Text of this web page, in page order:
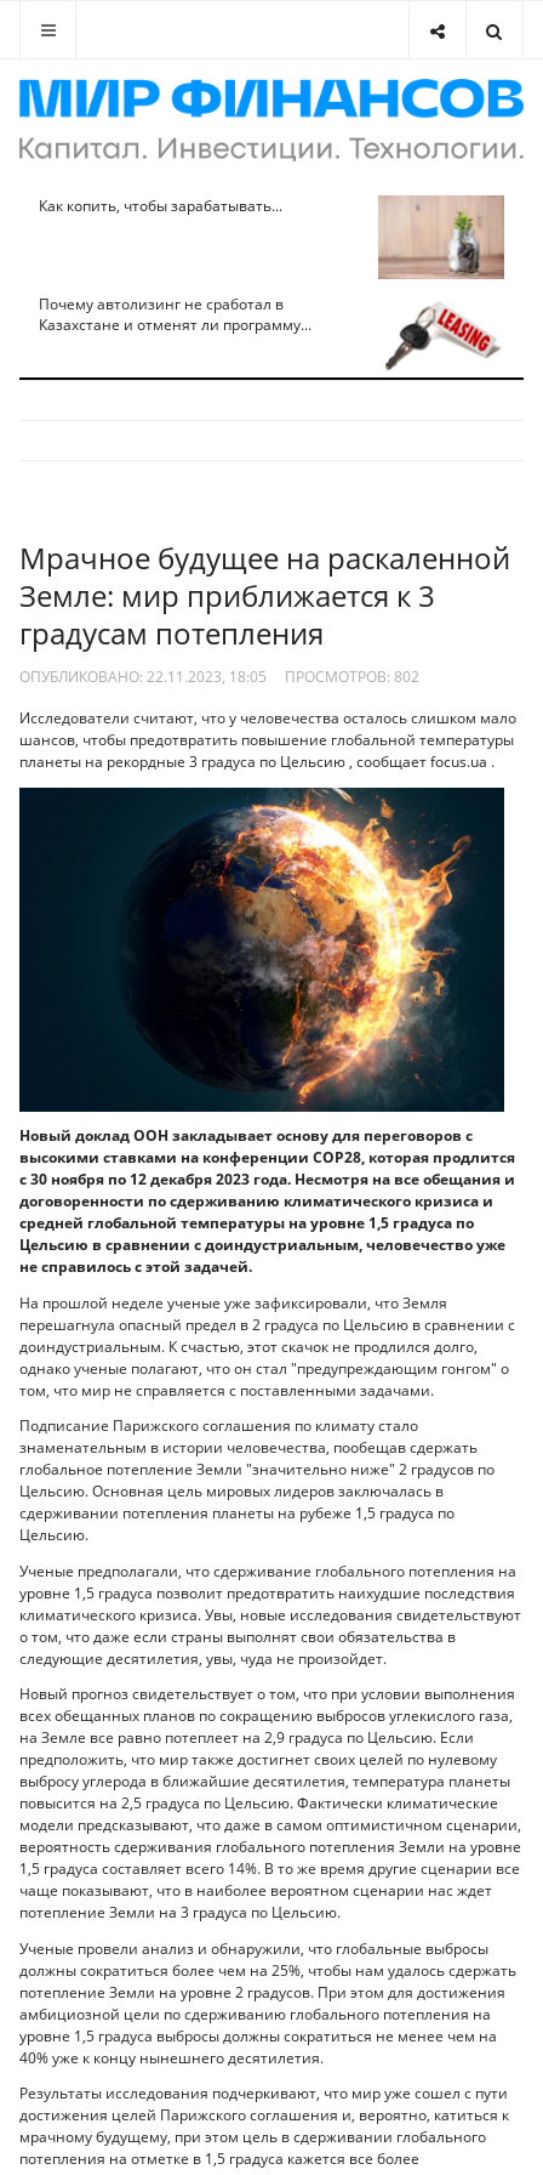
Как копить, чтобы зарабатывать...
Почему автолизинг не сработал в
Казахстане и отменят ли программу...
Мрачное будущее на раскаленной
Земле: мир приближается к 3
градусам потепления
ОПУБЛИКОВАНО: 22.11.2023, 18:05 ПРОСМОТРОВ: 802
Исследователи считают, что у человечества осталось слишком мало
шансов, чтобы предотвратить повышение глобальной температуры
планеты на рекордные 3 градуса по Цельсию , сообщает focus.ua .
Новый доклад ООН закладывает основу для переговоров с
высокими ставками на конференции COP28, которая продлится
с 30 ноября по 12 декабря 2023 года. Несмотря на все обещания и
договоренности по сдерживанию климатического кризиса и
средней глобальной температуры на уровне 1,5 градуса по
Цельсию в сравнении с доиндустриальным, человечество уже
не справилось с этой задачей.
На прошлой неделе ученые уже зафиксировали, что Земля
перешагнула опасный предел в 2 градуса по Цельсию в сравнении с
доиндустриальным. К счастью, этот скачок не продлился долго,
однако ученые полагают, что он стал "предупреждающим гонгом" о
том, что мир не справляется с поставленными задачами.
Подписание Парижского соглашения по климату стало
знаменательным в истории человечества, пообещав сдержать
глобальное потепление Земли "значительно ниже" 2 градусов по
Цельсию. Основная цель мировых лидеров заключалась в
сдерживании потепления планеты на рубеже 1,5 градуса по
Цельсию.
Ученые предполагали, что сдерживание глобального потепления на
уровне 1,5 градуса позволит предотвратить наихудшие последствия
климатического кризиса. Увы, новые исследования свидетельствуют
о том, что даже если страны выполнят свои обязательства в
следующие десятилетия, увы, чуда не произойдет.
Новый прогноз свидетельствует о том, что при условии выполнения
всех обещанных планов по сокращению выбросов углекислого газа,
на Земле все равно потеплеет на 2,9 градуса по Цельсию. Если
предположить, что мир также достигнет своих целей по нулевому
выбросу углерода в ближайшие десятилетия, температура планеты
повысится на 2,5 градуса по Цельсию. Фактически климатические
модели предсказывают, что даже в самом оптимистичном сценарии,
вероятность сдерживания глобального потепления Земли на уровне
1,5 градуса составляет всего 14%. В то же время другие сценарии все
чаще показывают, что в наиболее вероятном сценарии нас ждет
потепление Земли на 3 градуса по Цельсию.
Ученые провели анализ и обнаружили, что глобальные выбросы
должны сократиться более чем на 25%, чтобы нам удалось сдержать
потепление Земли на уровне 2 градусов. При этом для достижения
амбициозной цели по сдерживанию глобального потепления на
уровне 1,5 градуса выбросы должны сократиться не менее чем на
40% уже к концу нынешнего десятилетия.
Результаты исследования подчеркивают, что мир уже сошел с пути
достижения целей Парижского соглашения и, вероятно, катиться к
мрачному будущему, при этом цель в сдерживании глобального
потепления на отметке в 1,5 градуса кажется все более